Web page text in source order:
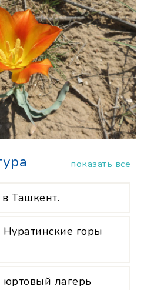
показать все
Ташкент.
горы
лагерь